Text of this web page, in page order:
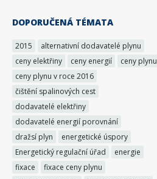
DOPORUČENÁ TÉMATA
2015
alternativní dodavatelé plynu
ceny elektřiny
ceny energií
ceny plynu
ceny plynu v roce 2016
čištění spalinových cest
dodavatelé elektřiny
dodavatelé energií porovnání
dražsí plyn
energetické úspory
Energetický regulační úřad
energie
fixace
fixace ceny plynu